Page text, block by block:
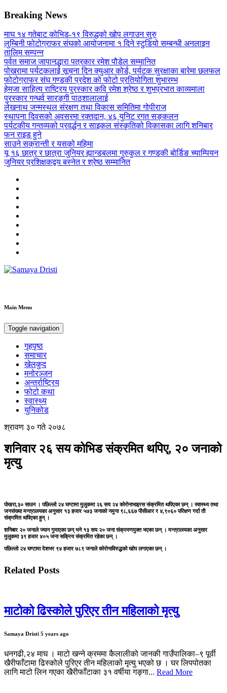
Breaking News
माघ १४ गतेबाट कोभिड-१९ विरुद्धको खोप लगाउन सुरु
लुम्बिनी फोटोग्राफर संघको आयोजनामा १ दिने स्टुडियो सम्बन्धी अनलाइन
तालिम सम्पन्न
पर्वत समाज जापानद्धारा पत्रकार रमेश पौडेल सम्मानित
पोखरामा पर्यटकलाई सूचना दिन क्युआर कोर्ड, पर्यटक सुरक्षाका बारेमा छलफल
फोटोग्राफर संघ गण्डकी प्रदेश को फोटो प्रतियोगिता शुभारम्भ
हेमजा साहित्य राष्ट्रिय पुरस्कार कवि रमेश श्रेष्ठ र शुभप्रभात काव्यमाला
पुरस्कार गन्धर्व सारङ्गी पाठशालालाई
लेखनाथ जन्मस्थल संरक्षण तथा विकास समितिमा गोपीराज
स्थापना दिवसको अवसरमा रक्तदान, ४६ युनिट रगत सङ्कलन
पर्यटकीय गन्तव्यको प्रवर्द्धन र साइकल संस्कृतिको विकासका लागि शनिबार
फन राइड हुने
साउने सक्रान्ती र यसको महिमा
यू १६ छात्र र छात्रा जुनियर ह्यान्डबलमा गुरुकुल र गण्डकी बोर्डिङ च्याम्पियन
जुनियर प्रशिक्षकद्वय बस्नेत र श्रेष्ठ सम्मानित
Main Menu
Toggle navigation
गृहपृष्ठ
समाचार
खेलकुद
मनोरञ्जन
अन्तर्राष्ट्रिय
फोटो कथा
स्वास्थ्य
युनिकोड
श्रावण ३० गते २०७८
शनिवार २६ सय कोभिड संक्रमित थपिए, २० जनाको
मृत्यु
पोखरा,३० साउन । पछिल्लो २४ घण्टामा मुलुकमा २६ सय २४ कोरोनाभाइरस संक्रमित थपिएका छन् । स्वास्थ्य तथा
जनसंख्या मन्त्रालयका अनुसार १३ हजार ५७३ जनाको नमुना ९८,६६७ पीसीआर र ४,९०६० परिक्षण गर्दा ती
संक्रमित थपिएका हुन् ।
शनिबार २० जनाले ज्यान गुमाएका छन् भने १३ सय २० जना संक्रमणमुक्त भएका छन् । मन्त्रालयका अनुसार
मुलुकमा ३९ हजार ४०५ जना सक्रिय संक्रमित रहेका छन् ।
पछिल्लो २४ घण्टामा देशभर ९४ हजार ७८९ जनाले कोरोनाविरुद्धको खोप लगाएका छन् ।
Related Posts
माटोको ढिस्कोले पुरिएर तीन महिलाको मृत्यु
Samaya Dristi 5 years ago
धनगढी,२४ माघ । माटो खन्ने क्रममा कैलालीको जानकी गाउँपालिका–९ पूर्वी
खैरीफाँटामा ढिस्कोले पुरिएर तीन महिलाको मृत्यु भएको छ । घर लिपपोतका
लागि माटो लिन गएका खैरीफाँटाका ३१ वर्षीया गङ्गा... Read More